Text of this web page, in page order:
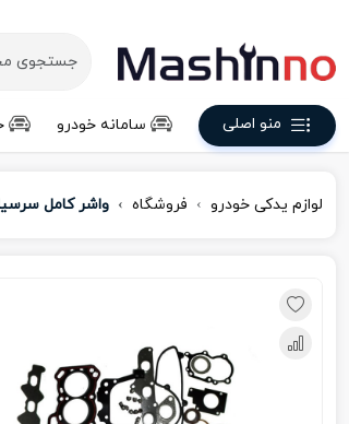
منو اصلی سامانه خودرو
لوازم یدکی خودرو فروشگاه واشر کامل سرسیلندر ام